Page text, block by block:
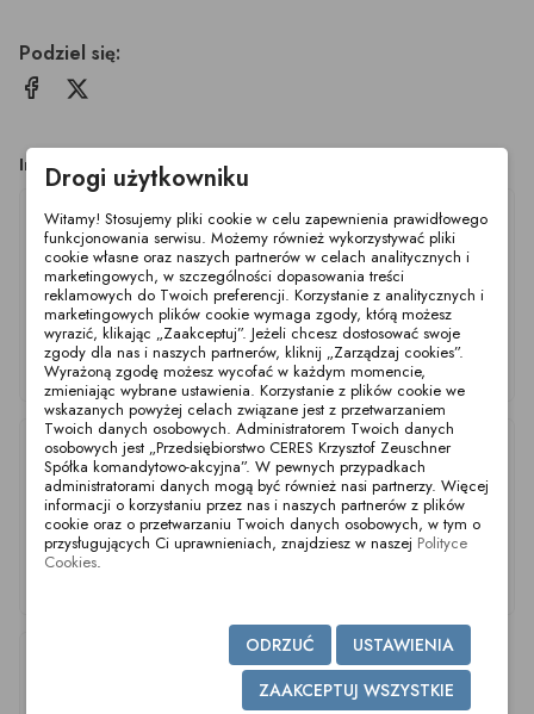
Podziel się:
Inne produkty z tej kategorii
Filtr Strnr. AF 40-65
316/EP 0.05 WW
Filtr kątowy Stra. AF
DN40-65 316/EP 0.1
WW
Filtr Stra. AF DN25-32
316/EPDM 0.1WW
Drogi użytkowniku
Witamy! Stosujemy pliki cookie w celu zapewnienia prawidłowego
funkcjonowania serwisu. Możemy również wykorzystywać pliki
cookie własne oraz naszych partnerów w celach analitycznych i
marketingowych, w szczególności dopasowania treści
reklamowych do Twoich preferencji. Korzystanie z analitycznych i
marketingowych plików cookie wymaga zgody, którą możesz
wyrazić, klikając „Zaakceptuj”. Jeżeli chcesz dostosować swoje
zgody dla nas i naszych partnerów, kliknij „Zarządzaj cookies”.
Wyrażoną zgodę możesz wycofać w każdym momencie,
zmieniając wybrane ustawienia. Korzystanie z plików cookie we
wskazanych powyżej celach związane jest z przetwarzaniem
Twoich danych osobowych. Administratorem Twoich danych
osobowych jest „Przedsiębiorstwo CERES Krzysztof Zeuschner
Spółka komandytowo-akcyjna”. W pewnych przypadkach
administratorami danych mogą być również nasi partnerzy. Więcej
informacji o korzystaniu przez nas i naszych partnerów z plików
cookie oraz o przetwarzaniu Twoich danych osobowych, w tym o
przysługujących Ci uprawnieniach, znajdziesz w naszej Polityce
Cookies.
USTAWIENIA
ODRZUĆ
ZAAKCEPTUJ WSZYSTKIE